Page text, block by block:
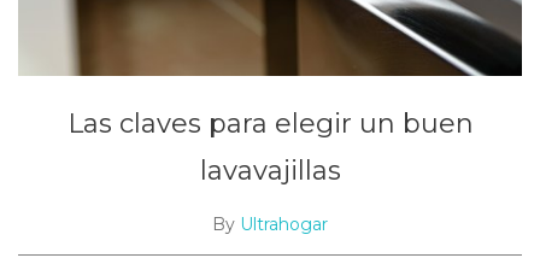
Las claves para elegir un buen
lavavajillas
By Ultrahogar